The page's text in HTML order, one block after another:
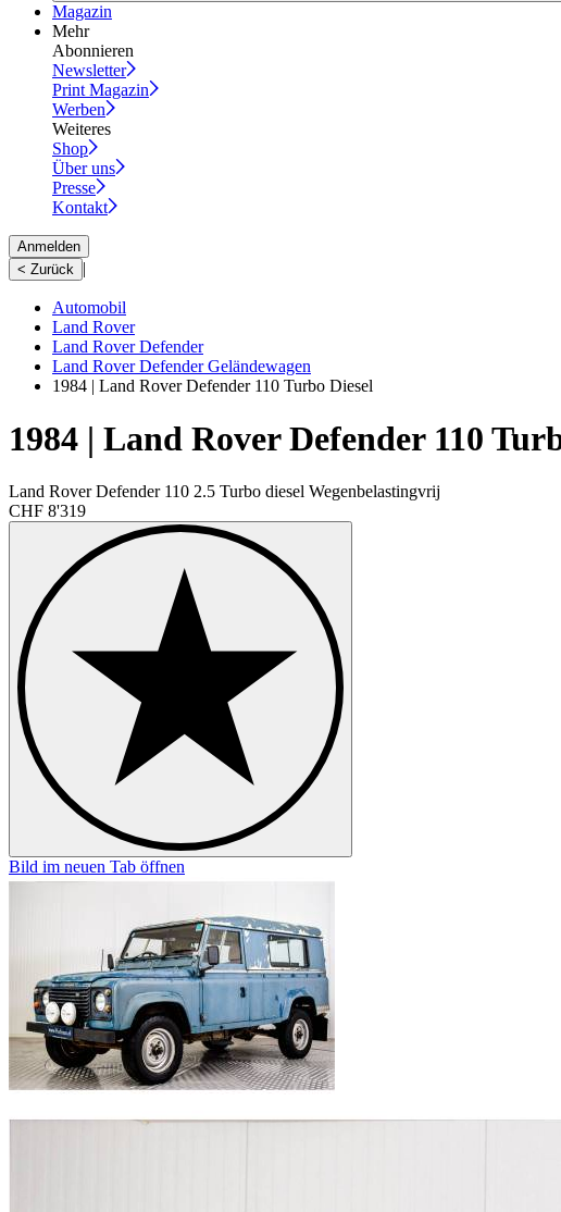
Magazin
Mehr
Abonnieren
Newsletter
Print Magazin
Werben
Weiteres
Shop
Über uns
Presse
Kontakt
Anmelden
< Zurück
|
Automobil
Land Rover
Land Rover Defender
Land Rover Defender Geländewagen
1984 | Land Rover Defender 110 Turbo Diesel
1984 | Land Rover Defender 110
Land Rover Defender 110 2.5 Turbo diesel Wegenbelastingvrij
CHF 8'319
Bild im neuen Tab öffnen